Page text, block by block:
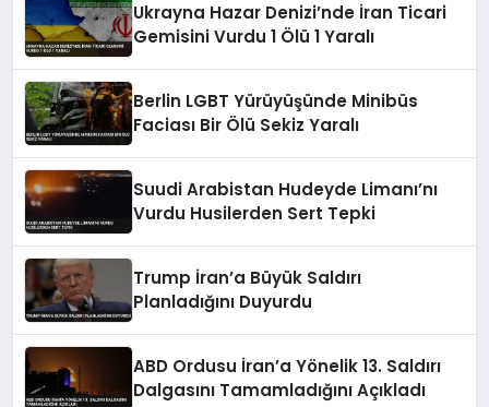
Ukrayna Hazar Denizi’nde İran Ticari
Gemisini Vurdu 1 Ölü 1 Yaralı
Berlin LGBT Yürüyüşünde Minibüs
Faciası Bir Ölü Sekiz Yaralı
Suudi Arabistan Hudeyde Limanı’nı
Vurdu Husilerden Sert Tepki
Trump İran’a Büyük Saldırı
Planladığını Duyurdu
ABD Ordusu İran’a Yönelik 13. Saldırı
Dalgasını Tamamladığını Açıkladı